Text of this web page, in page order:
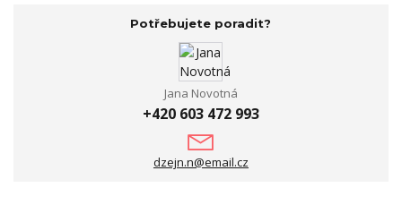
Potřebujete poradit?
Jana Novotná
+420 603 472 993
dzejn.n@email.cz